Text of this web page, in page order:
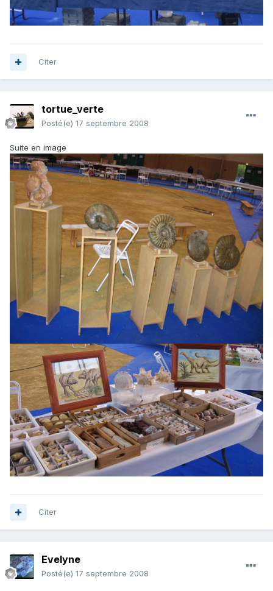
Citer
tortue_verte
Posté(e) 17 septembre 2008
Suite en image
Citer
Evelyne
Posté(e) 17 septembre 2008